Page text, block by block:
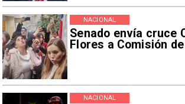
Senado envía cruce
Flores a Comisión
NACIONAL
NACIONAL